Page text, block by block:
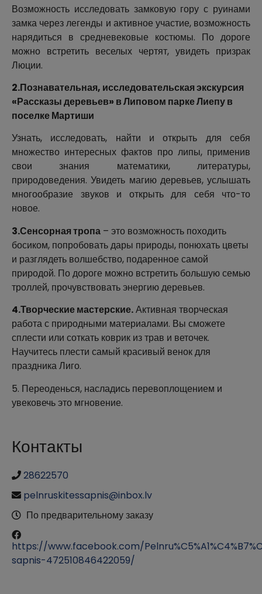
Возможность исследовать замковую гору с руинами
замка через легенды и активное участие, возможность
нарядиться в средневековые костюмы. По дороге
можно встретить веселых чертят, увидеть призрак
Люции.
2.Познавательная, исследовательская экскурсия
«Рассказы деревьев» в Липовом парке Лиепу в
поселке Мартиши
Узнать, исследовать, найти и открыть для себя
множество интересных фактов про липы, применив
свои знания математики, литературы,
природоведения. Увидеть магию деревьев, услышать
многообразие звуков и открыть для себя что-то
новое.
3.Сенсорная тропа – это возможность походить
босиком, попробовать дары природы, понюхать цветы
и разглядеть волшебство, подаренное самой
природой. По дороге можно встретить большую семью
троллей, прочувствовать энергию деревьев.
4.Творческие мастерские.Активная творческая
работа с природными материалами. Вы сможете
сплести или соткать коврик из трав и веточек.
Научитесь плести самый красивый венок для
праздника Лиго.
5. Переоденься, насладись перевоплощением и
увековечь это мгновение.
Контакты
28622570
pelnruskitessapnis@inbox.lv
По предварительному заказу
https://www.facebook.com/
sapnis-472510846422059/